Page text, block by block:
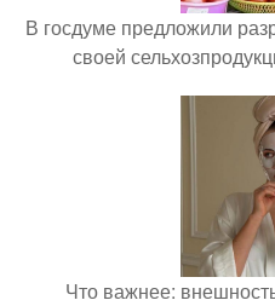
В госдуме предложили
своей
Что важнее: